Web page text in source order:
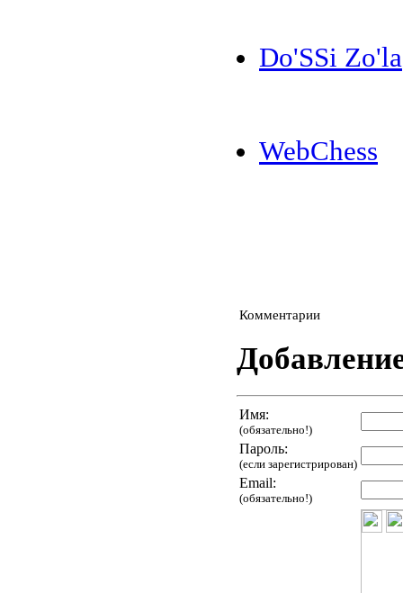
Do'SSi Zo'la
WebChess
Комментарии
Имя:
(обязательно!)
Пароль:
(если зарегистрирован)
Email:
(обязательно!)